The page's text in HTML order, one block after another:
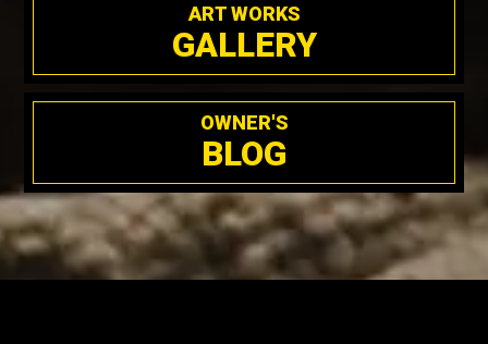
ART WORKS
GALLERY
OWNER'S
BLOG